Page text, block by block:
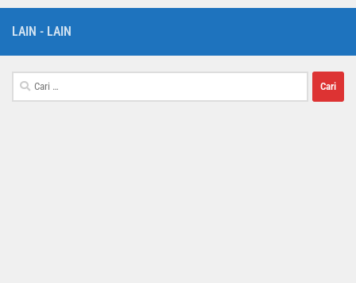
LAIN - LAIN